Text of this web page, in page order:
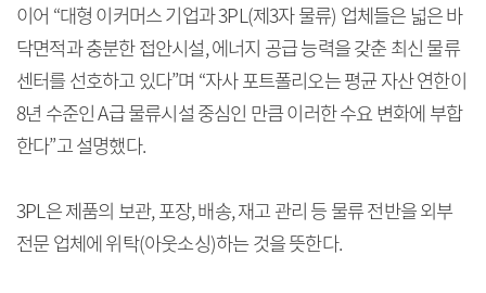
이어 “대형 이커머스 기업과 3PL(제3자 물류) 업체들은 넓은 바
닥면적과 충분한 접안시설, 에너지 공급 능력을 갖춘 최신 물류
센터를 선호하고 있다”며 “자사 포트폴리오는 평균 자산 연한이
8년 수준인 A급 물류시설 중심인 만큼 이러한 수요 변화에 부합
한다”고 설명했다.
3PL은 제품의 보관, 포장, 배송, 재고 관리 등 물류 전반을 외부
전문 업체에 위탁(아웃소싱)하는 것을 뜻한다.